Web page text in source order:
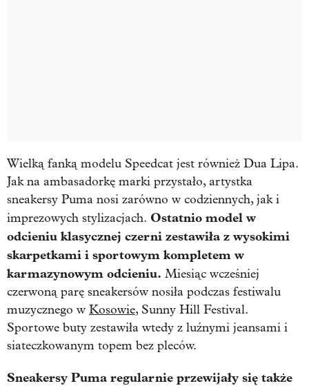
Wielką fanką modelu Speedcat jest również Dua Lipa.
Jak na ambasadorkę marki przystało, artystka
sneakersy Puma nosi zarówno w codziennych, jak i
imprezowych stylizacjach. Ostatnio model w
odcieniu klasycznej czerni zestawiła z wysokimi
skarpetkami i sportowym kompletem w
karmazynowym odcieniu. Miesiąc wcześniej
czerwoną parę sneakersów nosiła podczas festiwalu
muzycznego w Kosowie, Sunny Hill Festival.
Sportowe buty zestawiła wtedy z luźnymi jeansami i
siateczkowanym topem bez pleców.
Sneakersy Puma regularnie przewijały się także